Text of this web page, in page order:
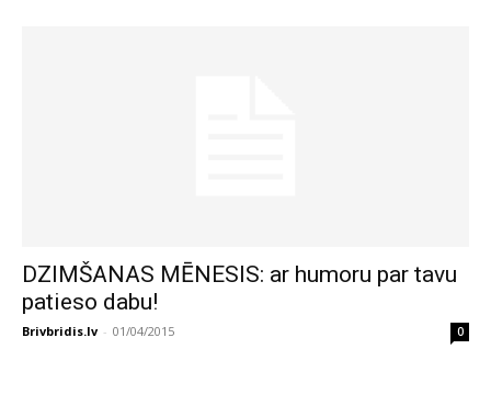
DZIMŠANAS MĒNESIS: ar humoru par tavu
patieso dabu!
Brivbridis.lv - 01/04/2015 0